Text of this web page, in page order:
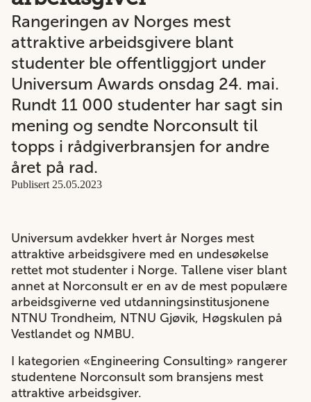
Rangeringen av Norges mest
attraktive arbeidsgivere blant
studenter ble offentliggjort under
Universum Awards onsdag 24. mai.
Rundt 11 000 studenter har sagt sin
mening og sendte Norconsult til
topps i rådgiverbransjen for andre
året på rad.
Publisert 25.05.2023
Universum avdekker hvert år Norges mest
attraktive arbeidsgivere med en undesøkelse
rettet mot studenter i Norge. Tallene viser blant
annet at Norconsult er en av de mest populære
arbeidsgiverne ved utdanningsinstitusjonene
NTNU Trondheim, NTNU Gjøvik, Høgskulen på
Vestlandet og NMBU.
I kategorien «Engineering Consulting» rangerer
studentene Norconsult som bransjens mest
attraktive arbeidsgiver.